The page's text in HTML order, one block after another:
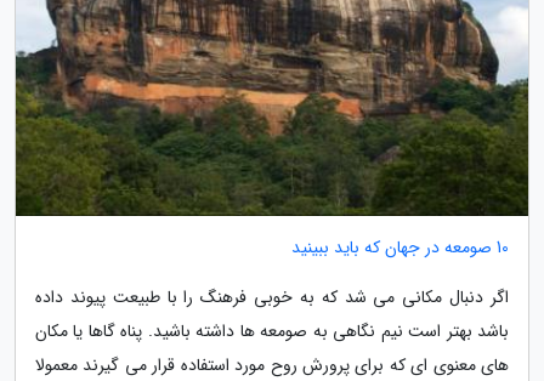
10 صومعه در جهان که باید ببینید
اگر دنبال مکانی می شد که به خوبی فرهنگ را با طبیعت پیوند داده
باشد بهتر است نیم نگاهی به صومعه ها داشته باشید. پناه گاها یا مکان
های معنوی ای که برای پرورش روح مورد استفاده قرار می گیرند معمولا